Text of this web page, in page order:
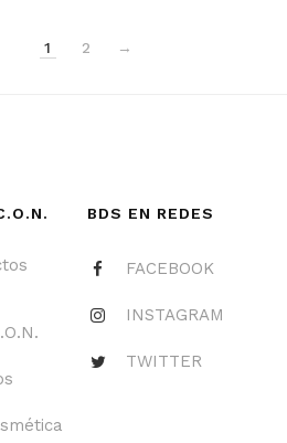
1 2 →
BDS EN REDES
FACEBOOK
INSTAGRAM
TWITTER